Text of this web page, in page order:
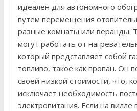
идеален для автономного
путем перемещения
разные комнаты или веранды.
могут работать от
который представляет собой
топливо, такое как пропан. Он
своей низкой стоимости, что,
исключает необходимость
электропитания. Если на вилле